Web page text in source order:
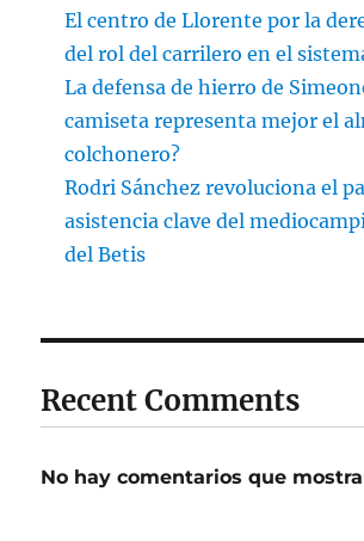
El centro de Llorente por la
del rol del carrilero en el
La defensa de hierro de
camiseta representa mejor el
colchonero?
Rodri Sánchez revoluciona el
asistencia clave del
del Betis
Recent Comments
No hay comentarios que